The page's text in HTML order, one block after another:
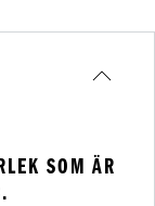
SOM ÄR